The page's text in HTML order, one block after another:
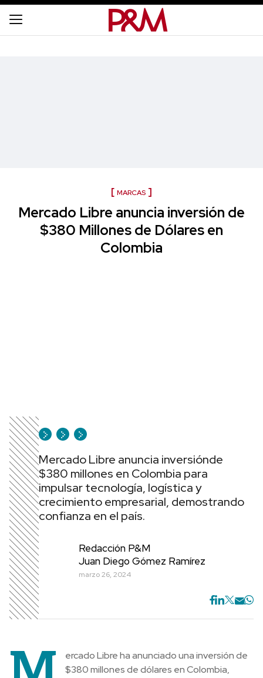
MARCAS
Mercado Libre anuncia inversión de
$380 Millones de Dólares en
Colombia
Mercado Libre anuncia inversiónde
$380 millones en Colombia para
impulsar tecnología, logística y
crecimiento empresarial, demostrando
confianza en el país.
Redacción P&M
Juan Diego Gómez Ramírez
marzo 26, 2024
ercado Libre ha anunciado una inversión de
$380 millones de dólares en Colombia,